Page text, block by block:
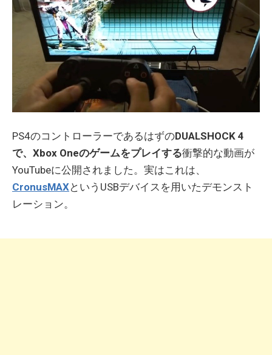
PS4のコントローラーであるはずのDUALSHOCK 4
で、Xbox Oneのゲームをプレイする衝撃的な動画が
YouTubeに公開されました。実はこれは、
CronusMAXというUSBデバイスを用いたデモンスト
レーション。